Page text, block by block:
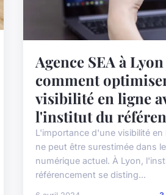
Agence SEA à
comment
visibilité en ligne
l'institut du
L'importance d'une visibilité en
ne peut être surestimée dans
numérique actuel. À Lyon,
référencement se disting...